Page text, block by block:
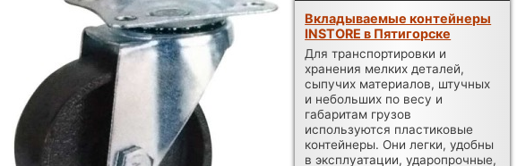
Вкладываемые контейнеры
INSTORE в Пятигорске
Для транспортировки и
хранения мелких деталей,
сыпучих материалов, штучных
и небольших по весу и
габаритам грузов
используются пластиковые
контейнеры. Они легки, удобны
в эксплуатации, ударопрочные,